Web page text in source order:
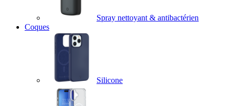
Spray nettoyant & antibactérien
Coques
Silicone